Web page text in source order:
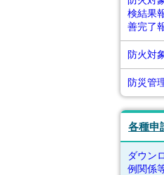
検結果
善完了
防火対
防災管
各種申
ダウン
例関係